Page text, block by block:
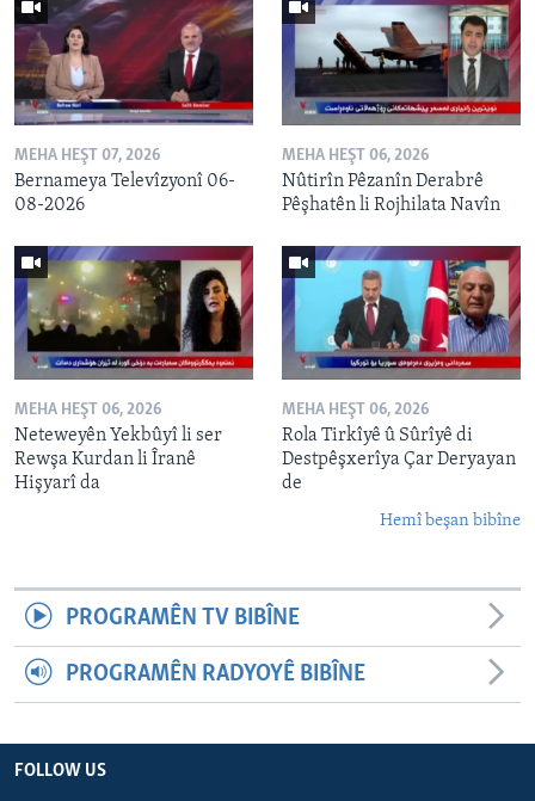
MEHA HEŞT 07, 2026
Bernameya Televîzyonî 06-
08-2026
MEHA HEŞT 06, 2026
Nûtirîn Pêzanîn Derabrê
Pêşhatên li Rojhilata Navîn
MEHA HEŞT 06, 2026
Neteweyên Yekbûyî li ser
Rewşa Kurdan li Îranê
Hişyarî da
MEHA HEŞT 06, 2026
Rola Tirkîyê û Sûrîyê di
Destpêşxerîya Çar Deryayan
de
Hemî beşan bibîne
PROGRAMÊN TV BIBÎNE
PROGRAMÊN RADYOYÊ BIBÎNE
FOLLOW US